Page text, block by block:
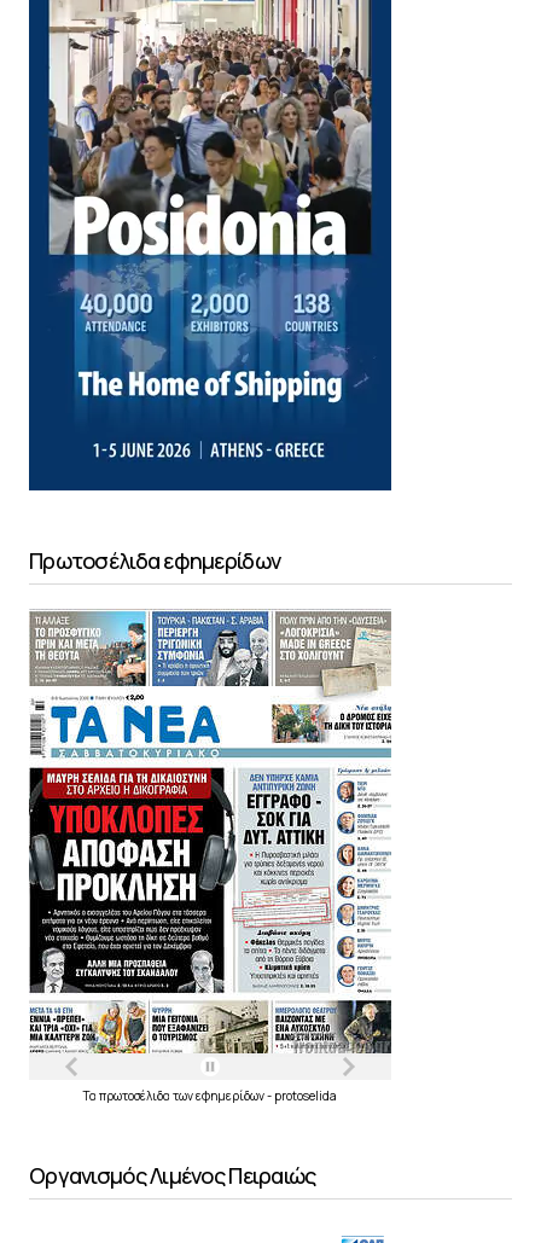
Πρωτοσέλιδα εφημερίδων
Τα πρωτοσέλιδα τωνεφημερίδων- protoselida
Οργανισμός Λιμένος Πειραιώς